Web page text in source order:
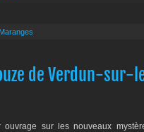
de Verdun-sur-
ouvrage sur les nouveaux